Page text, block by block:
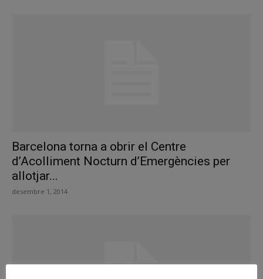
Barcelona torna a obrir el Centre
d’Acolliment Nocturn d’Emergències per
allotjar...
desembre 1, 2014